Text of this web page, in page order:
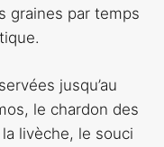
graines par temps
jusqu’au
le chardon des
livèche, le souci